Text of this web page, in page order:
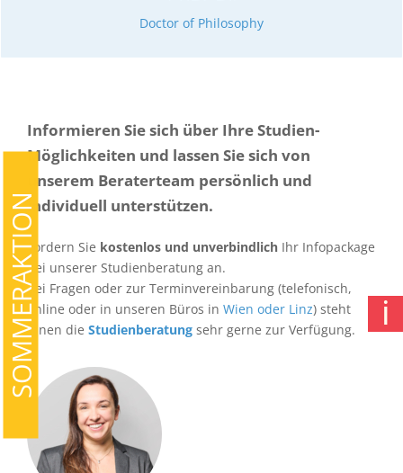
Doctor of Philosophy
Doctor of Philosophy
Informieren Sie sich über Ihre Studien-
Möglichkeiten und lassen Sie sich von
unserem Beraterteam persönlich und
individuell unterstützen.
Fordern Sie kostenlos und unverbindlichIhr Infopackage
bei unserer Studienberatung an.
Bei Fragen oder zur Terminvereinbarung (telefonisch,
online oder in unseren Büros in Wien oder Linz) steht
Ihnen die Studienberatung sehr gerne zur Verfügung.
SOMMERAKTION ℹ